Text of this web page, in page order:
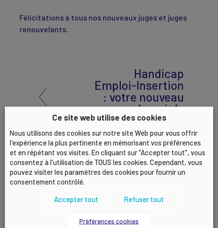
Félicitations à tous nos nouveaux juges et juges
renouvelants.
Handicap
Emploi-Insertion
: votre nouveau
chargé de
mission
[RENCONTRE] «
Entreprise
Handi
Accueillante –
Recruter,
intégrer et
Ce site web utilise des cookies
Nous utilisons des cookies sur notre site Web pour vous offrir
l'expérience la plus pertinente en mémorisant vos préférences
et en répétant vos visites. En cliquant sur "Accepter tout", vous
consentez à l'utilisation de TOUS les cookies. Cependant, vous
pouvez visiter les paramètres des cookies pour fournir un
consentement contrôlé.
Accepter tout Refuser tout
Préférences cookies